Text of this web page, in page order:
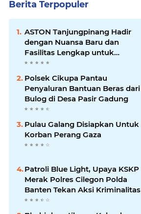
Berita Terpopuler
ASTON Tanjungpinang Hadir
dengan Nuansa Baru dan
Fasilitas Lengkap untuk
Kenyamanan Tamu
Polsek Cikupa Pantau
Penyaluran Bantuan Beras dari
Bulog di Desa Pasir Gadung
Pulau Galang Disiapkan Untuk
Korban Perang Gaza
Patroli Blue Light, Upaya KSKP
Merak Polres Cilegon Polda
Banten Tekan Aksi Kriminalitas